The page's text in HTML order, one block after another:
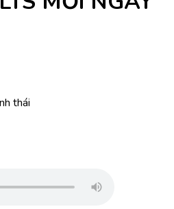
thái